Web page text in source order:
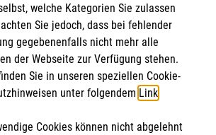
in NRW. Seit 2020 wird
Potenzialprojekten
gearbeitet.
welche Kategorien Sie zulassen
Sie jedoch, dass bei fehlender
gegebenenfalls nicht mehr alle
der Webseite zur Verfügung stehen.
Sie in unseren speziellen Cookie-
unter folgendem Link.
Cookies können nicht abgelehnt